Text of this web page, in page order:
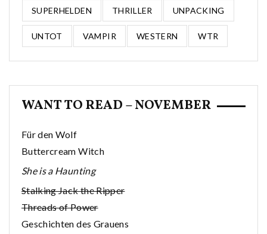
SUPERHELDEN THRILLER UNPACKING
UNTOT VAMPIR WESTERN WTR
WANT TO READ – NOVEMBER
Für den Wolf
Buttercream Witch
She is a Haunting
Stalking Jack the Ripper
Threads of Power
Geschichten des Grauens